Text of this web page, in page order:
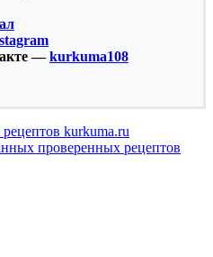
—kurkuma108
проверенных рецептов